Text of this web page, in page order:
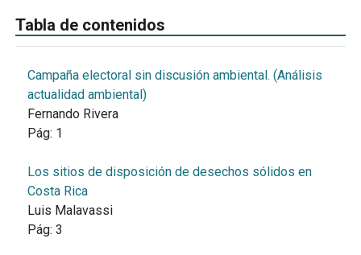
Tabla de contenidos
Campaña electoral sin discusión ambiental. (Análisis
actualidad ambiental)
Fernando Rivera
Pág: 1
Los sitios de disposición de desechos sólidos en
Costa Rica
Luis Malavassi
Pág: 3